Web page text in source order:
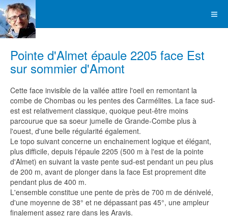
Pointe d'Almet épaule 2205 face Est
sur sommier d'Amont
Cette face invisible de la vallée attire l'oeil en remontant la
combe de Chombas ou les pentes des Carmélites. La face sud-
est est relativement classique, quoique peut-être moins
parcourue que sa soeur jumelle de Grande-Combe plus à
l'ouest, d'une belle régularité également.
Le topo suivant concerne un enchainement logique et élégant,
plus difficile, depuis l'épaule 2205 (500 m à l'est de la pointe
d'Almet) en suivant la vaste pente sud-est pendant un peu plus
de 200 m, avant de plonger dans la face Est proprement dite
pendant plus de 400 m.
L'ensemble constitue une pente de près de 700 m de dénivelé,
d'une moyenne de 38° et ne dépassant pas 45°, une ampleur
finalement assez rare dans les Aravis.